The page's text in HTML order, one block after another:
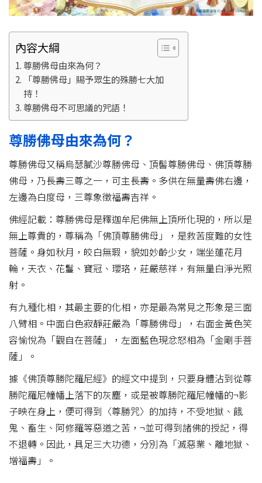
內容大綱
尊勝佛母由來為何？
「尊勝佛母」賜予眾生的殊勝七大加
持！
尊勝佛母不可思議的咒語！
尊勝佛母由來為何？
尊勝佛母又稱烏瑟膩沙尊勝佛母、頂髻尊勝佛母、佛頂尊勝
佛母，乃長壽三尊之一，可主長壽。多供在無量壽佛右邊，
左邊為白度母，三尊象徵福壽吉祥。
佛經記載：尊勝佛母是釋迦牟尼佛無上頂所化現的，所以是
無上尊貴的，尊稱為「佛頂尊勝佛母」，是救苦度難的女性
菩薩。身如秋月，皎白無瑕，貌如妙齡少女，端坐蓮花月
輪，天衣、花鬘、寶冠、瓔珞，莊嚴慈祥，有無量白淨光照
射。
有九種化相，其最主要的化相，亦是最為常見之形象是三面
八臂相。中面白色寂靜莊嚴為「尊勝佛母」，右面金黃色笑
容愉悅為「觀自在菩薩」，左面藍色現忿怒相為「金剛手菩
薩」。
據《佛頂尊勝陀羅尼經》的經文中提到，只要身體沾到從尊
勝陀羅尼幢幡上落下的灰塵，或是被尊勝陀羅尼幢幡的¬影
子映在身上，便可得到〈尊勝咒〉的加持，不受地獄、餓
鬼、畜生、阿修羅等惡道之苦，¬並可得到諸佛的授記，得
不退轉。因此，具足三大功德，分別為「滅惡業、離地獄、
增福壽」。